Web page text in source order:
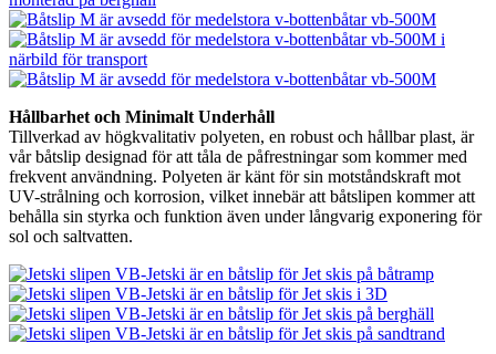
Hållbarhet och Minimalt Underhåll
Tillverkad av högkvalitativ polyeten, en robust och hållbar plast, är
vår båtslip designad för att tåla de påfrestningar som kommer med
frekvent användning. Polyeten är känt för sin motståndskraft mot
UV-strålning och korrosion, vilket innebär att båtslipen kommer att
behålla sin styrka och funktion även under långvarig exponering för
sol och saltvatten.